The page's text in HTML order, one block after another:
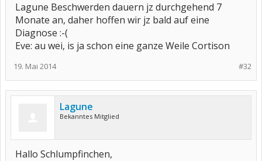
Lagune Beschwerden dauern jz durchgehend 7
Monate an, daher hoffen wir jz bald auf eine
Diagnose :-(
Eve: au wei, is ja schon eine ganze Weile Cortison
#32
19. Mai 2014
Lagune
Bekanntes Mitglied
Hallo Schlumpfinchen,